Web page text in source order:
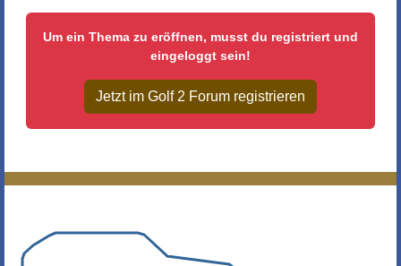
Um ein Thema zu eröffnen, musst du registriert und
eingeloggt sein!
Jetzt im Golf 2 Forum registrieren